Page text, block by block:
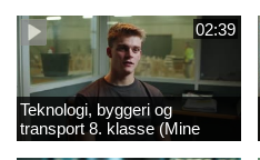
02:39
Teknologi, byggeri og
transport 8. klasse (Mine
introkurser) 2022